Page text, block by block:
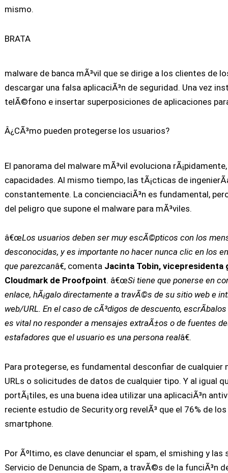
mismo.
BRATA
malware de banca mÃ³vil que se dirige a los clientes de
descargar una falsa aplicaciÃ³n de seguridad. Una vez
telÃ©fono e insertar superposiciones de aplicaciones
Â¿CÃ³mo pueden protegerse los usuarios?
El panorama del malware mÃ³vil evoluciona
capacidades. Al mismo tiempo, las tÃ¡cticas de
constantemente. La concienciaciÃ³n es fundamental,
del peligro que supone el malware para mÃ³viles.
â€œLos usuarios deben ser muy escÃ©pticos con los
desconocidas, y es importante no hacer nunca clic en los
que parezcanâ€, comenta Jacinta Tobin, vicepresidenta
Cloudmark de Proofpoint. â€œSi tiene que ponerse en
enlace, hÃ¡galo directamente a travÃ©s de su sitio web e
web/URL. En el caso de cÃ³digos de descuento,
es vital no responder a mensajes extraÃ±os o de fuentes
estafadores que el usuario es una persona realâ€.
Para protegerse, es fundamental desconfiar de
URLs o solicitudes de datos de cualquier tipo. Y al igual
portÃ¡tiles, es una buena idea utilizar una aplicaciÃ³n
reciente estudio de Security.org revelÃ³ que el 76% de
smartphone.
Por Ãºltimo, es clave denunciar el spam, el smishing y
Servicio de Denuncia de Spam, a travÃ©s de la funciÃ³n